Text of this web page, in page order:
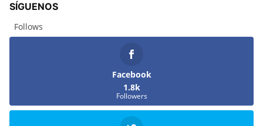
SÍGUENOS
Follows
Facebook
1.8k
Followers